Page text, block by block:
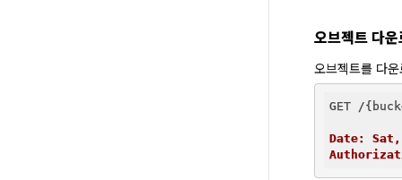
오브젝트 다
오브젝트를 다
GET /
Date: Sat,